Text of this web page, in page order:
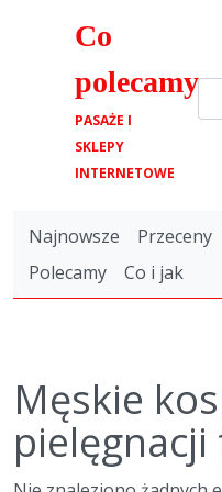
Co
polecamy
PASAŻE I
SKLEPY
INTERNETOWE
Najnowsze Przeceny
Polecamy
Co i jak
Męskie